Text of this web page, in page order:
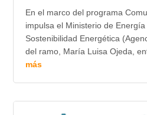
En el marco del programa
impulsa el Ministerio de
Sostenibilidad Energética
del ramo, María Luisa Ojeda,
más